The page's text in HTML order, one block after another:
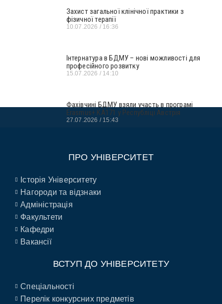
Захист загальної клінічної практики з
фізичної терапії
10.07.2026 16:36
Інтернатура в БДМУ – нові можливості для
професійного розвитку
15.07.2026 14:10
Фахівчині БДМУ взяли участь в програмі
Erasmus+ KA171 у Республіці Австрія
27.07.2026 15:43
ПРО УНІВЕРСИТЕТ
Історія Університету
Нагороди та відзнаки
Адміністрація
Факультети
Кафедри
Вакансії
ВСТУП ДО УНІВЕРСИТЕТУ
Спеціальності
Перелік конкурсних предметів